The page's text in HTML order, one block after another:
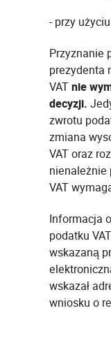
- przy
Przyznanie
prezydenta
VATnie
decyzji.
zwrotu
zmiana
VAT oraz
nienależnie
VAT
Informacja
podatku
wskazaną
wskazał
wniosku o